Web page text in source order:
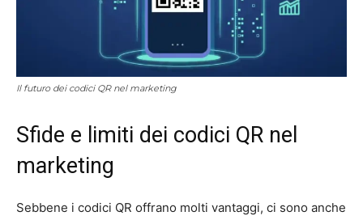
Il futuro dei codici QR nel marketing
Sfide e limiti dei codici QR nel
marketing
Sebbene i codici QR offrano molti vantaggi, ci sono anche